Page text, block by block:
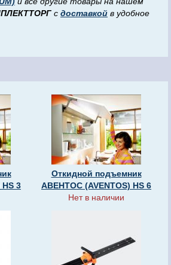
с доставкой в удобное
3
Откидной подъемник
АВЕНТОС (AVENTOS) HS 6
Нет в наличии